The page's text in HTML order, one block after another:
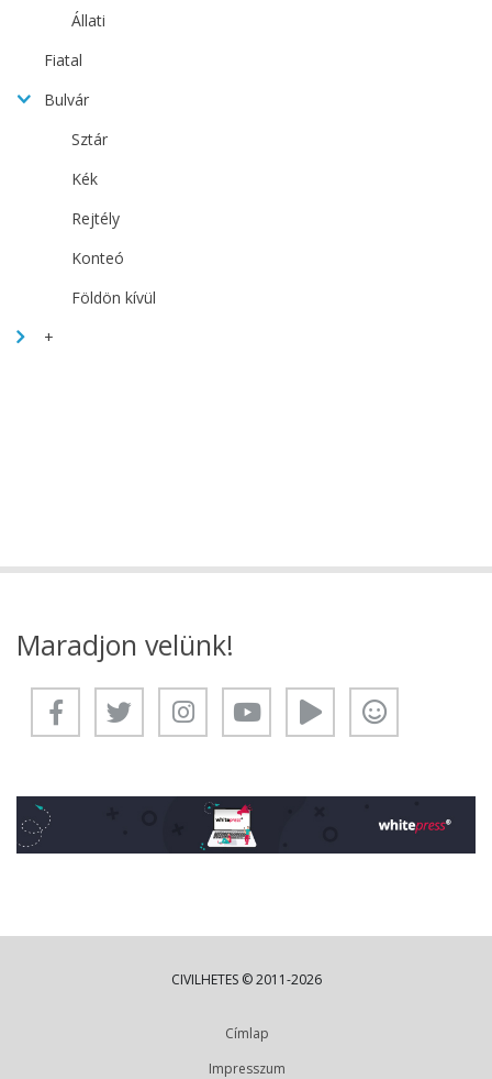
Állati
Fiatal
Bulvár
Sztár
Kék
Rejtély
Konteó
Földön kívül
+
Maradjon velünk!
CIVILHETES © 2011-2026
Címlap
Impresszum